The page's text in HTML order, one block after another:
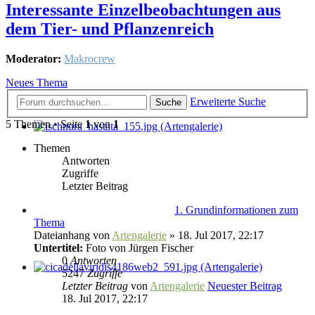
Interessante Einzelbeobachtungen aus
dem Tier- und Pflanzenreich
Moderator: Makrocrew
Neues Thema
Suche
Erweiterte Suche
5 Themen • Seite 1von1
Themen
Antworten
Zugriffe
Letzter Beitrag
1. Grundinformationen zum
Thema
Dateianhang von Artengalerie » 18. Jul 2017, 22:17
Untertitel: Foto von Jürgen Fischer
0 Antworten
5247Zugriffe
Letzter Beitrag von Artengalerie Neuester Beitrag
18. Jul 2017, 22:17